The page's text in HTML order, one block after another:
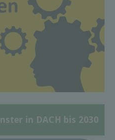
in DACH bis 2030